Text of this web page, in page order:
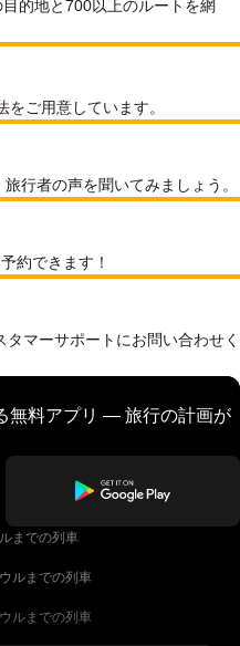
的地と700以上のルートを網
ご用意しています。
行者の声を聞いてみましょう。
約できます！
マーサポートにお問い合わせく
無料アプリ — 旅行の計画が
までの列車
ルまでの列車
ルまでの列車